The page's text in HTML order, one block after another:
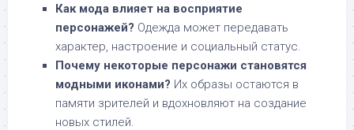
Как мода влияет на восприятие
персонажей? Одежда может передавать
характер, настроение и социальный статус.
Почему некоторые персонажи становятся
модными иконами? Их образы остаются в
памяти зрителей и вдохновляют на создание
новых стилей.